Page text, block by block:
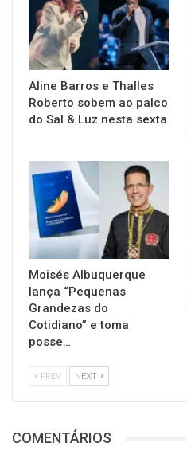
Aline Barros e Thalles
Roberto sobem ao palco
do Sal & Luz nesta sexta
Moisés Albuquerque
lança “Pequenas
Grandezas do
Cotidiano” e toma
posse…
PREV NEXT
COMENTÁRIOS